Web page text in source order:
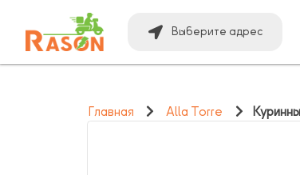
Выберите адрес
Главная Alla Torre